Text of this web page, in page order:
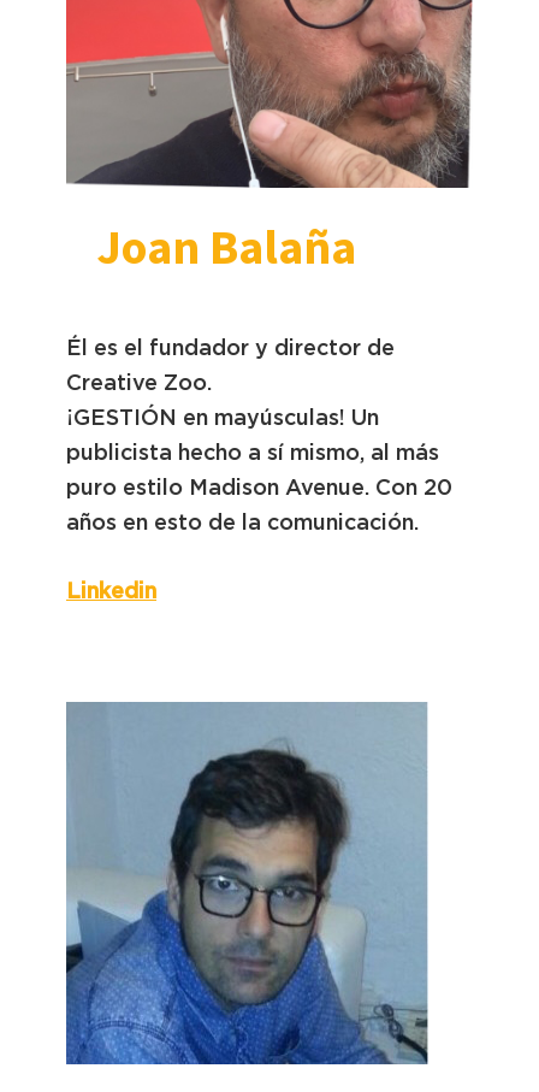
Joan Balaña
Él es el fundador y director de
Creative Zoo.
¡GESTIÓN en mayúsculas! Un
publicista hecho a sí mismo, al más
puro estilo Madison Avenue. Con 20
años en esto de la comunicación.
Linkedin